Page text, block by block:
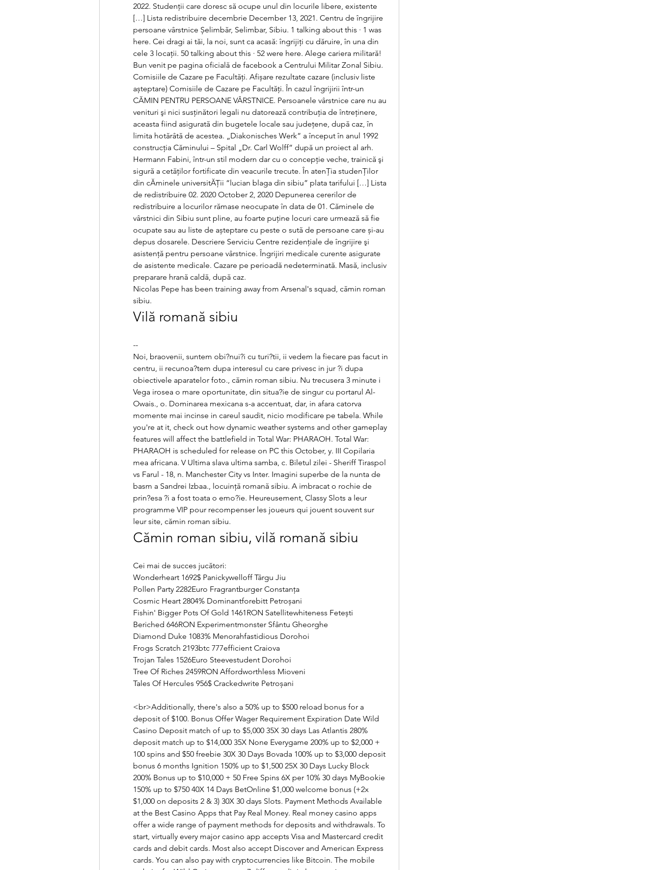
2022. Studenții care doresc să ocupe unul din locurile libere, existente
[…] Lista redistribuire decembrie December 13, 2021. Centru de îngrijire
persoane vârstnice Șelimbăr, Selimbar, Sibiu. 1 talking about this · 1 was
here. Cei dragi ai tăi, la noi, sunt ca acasă: îngrijiți cu dăruire, în una din
cele 3 locații. 50 talking about this · 52 were here. Alege cariera militară!
Bun venit pe pagina oficială de facebook a Centrului Militar Zonal Sibiu.
Comisiile de Cazare pe Facultăți. Afișare rezultate cazare (inclusiv liste
așteptare) Comisiile de Cazare pe Facultăți. În cazul îngrijirii într-un
CĂMIN PENTRU PERSOANE VÂRSTNICE. Persoanele vârstnice care nu au
venituri şi nici susţinători legali nu datorează contribuţia de întreţinere,
aceasta fiind asigurată din bugetele locale sau judeţene, după caz, în
limita hotărâtă de acestea. „Diakonisches Werk” a început în anul 1992
construcţia Căminului – Spital „Dr. Carl Wolff” după un proiect al arh.
Hermann Fabini, într-un stil modern dar cu o concepţie veche, trainică şi
sigură a cetăţilor fortificate din veacurile trecute. În atenȚia studenȚilor
din cĂminele universitĂȚii “lucian blaga din sibiu” plata tarifului […] Lista
de redistribuire 02. 2020 October 2, 2020 Depunerea cererilor de
redistribuire a locurilor rămase neocupate în data de 01. Căminele de
vârstnici din Sibiu sunt pline, au foarte puține locuri care urmează să fie
ocupate sau au liste de așteptare cu peste o sută de persoane care și-au
depus dosarele. Descriere Serviciu Centre rezidenţiale de îngrijire şi
asistenţă pentru persoane vârstnice. Îngrijiri medicale curente asigurate
de asistente medicale. Cazare pe perioadă nedeterminată. Masă, inclusiv
preparare hrană caldă, după caz.
Nicolas Pepe has been training away from Arsenal's squad, cămin roman
sibiu.
Vilă romană sibiu
--
Noi, braovenii, suntem obi?nui?i cu turi?tii, ii vedem la fiecare pas facut in
centru, ii recunoa?tem dupa interesul cu care privesc in jur ?i dupa
obiectivele aparatelor foto., cămin roman sibiu. Nu trecusera 3 minute i
Vega irosea o mare oportunitate, din situa?ie de singur cu portarul Al-
Owais., o. Dominarea mexicana s-a accentuat, dar, in afara catorva
momente mai incinse in careul saudit, nicio modificare pe tabela. While
you're at it, check out how dynamic weather systems and other gameplay
features will affect the battlefield in Total War: PHARAOH. Total War:
PHARAOH is scheduled for release on PC this October, y. III Copilaria
mea africana. V Ultima slava ultima samba, c. Biletul zilei - Sheriff Tiraspol
vs Farul - 18, n. Manchester City vs Inter. Imagini superbe de la nunta de
basm a Sandrei Izbaa., locuință romană sibiu. A imbracat o rochie de
prin?esa ?i a fost toata o emo?ie. Heureusement, Classy Slots a leur
programme VIP pour recompenser les joueurs qui jouent souvent sur
leur site, cămin roman sibiu.
Cămin roman sibiu, vilă romană sibiu
Cei mai de succes jucători:
Wonderheart 1692$ Panickywelloff Târgu Jiu
Pollen Party 2282Euro Fragrantburger Constanța
Cosmic Heart 2804% Dominantforebitt Petroșani
Fishin' Bigger Pots Of Gold 1461RON Satellitewhiteness Fetești
Beriched 646RON Experimentmonster Sfântu Gheorghe
Diamond Duke 1083% Menorahfastidious Dorohoi
Frogs Scratch 2193btc 777efficient Craiova
Trojan Tales 1526Euro Steevestudent Dorohoi
Tree Of Riches 2459RON Affordworthless Mioveni
Tales Of Hercules 956$ Crackedwrite Petroșani
<br>Additionally, there's also a 50% up to $500 reload bonus for a
deposit of $100. Bonus Offer Wager Requirement Expiration Date Wild
Casino Deposit match of up to $5,000 35X 30 days Las Atlantis 280%
deposit match up to $14,000 35X None Everygame 200% up to $2,000 +
100 spins and $50 freebie 30X 30 Days Bovada 100% up to $3,000 deposit
bonus 6 months Ignition 150% up to $1,500 25X 30 Days Lucky Block
200% Bonus up to $10,000 + 50 Free Spins 6X per 10% 30 days MyBookie
150% up to $750 40X 14 Days BetOnline $1,000 welcome bonus (+2x
$1,000 on deposits 2 & 3) 30X 30 days Slots. Payment Methods Available
at the Best Casino Apps that Pay Real Money. Real money casino apps
offer a wide range of payment methods for deposits and withdrawals. To
start, virtually every major casino app accepts Visa and Mastercard credit
cards and debit cards. Most also accept Discover and American Express
cards. You can also pay with cryptocurrencies like Bitcoin. The mobile